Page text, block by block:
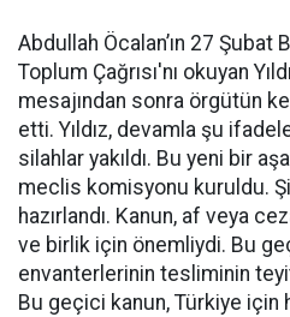
Abdullah Öcalan’ın 27 Şubat
Toplum Çağrısı'nı okuyan
mesajından sonra örgütün
etti. Yıldız, devamla şu
silahlar yakıldı. Bu yeni bir
meclis komisyonu kuruldu.
hazırlandı. Kanun, af veya
ve birlik için önemliydi. Bu
envanterlerinin tesliminin
Bu geçici kanun, Türkiye için